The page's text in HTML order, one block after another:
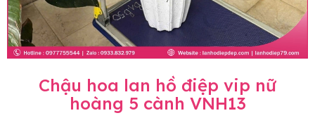
Chậu hoa lan hồ điệp vip nữ
hoàng 5 cành VNH13